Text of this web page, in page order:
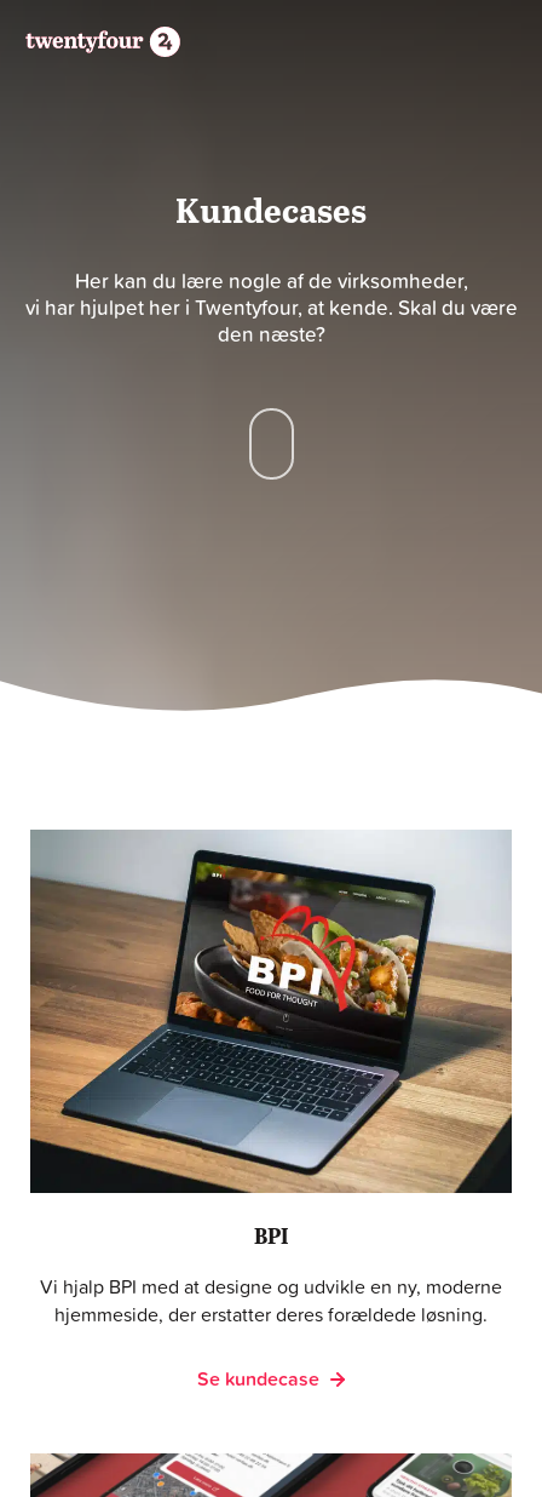
Kundecases
Her kan du lære nogle af de virksomheder,
vi har hjulpet her i Twentyfour, at kende. Skal du være
den næste?
BPI
Vi hjalp BPI med at designe og udvikle en ny, moderne
hjemmeside, der erstatter deres forældede løsning.
Se kundecase